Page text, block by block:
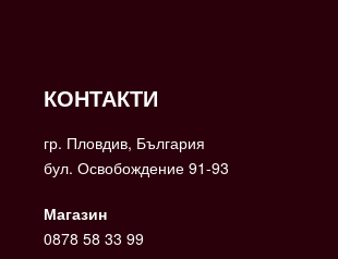
КОНТАКТИ
гр. Пловдив, България
бул. Освобождение 91-93
Магазин
0878 58 33 99